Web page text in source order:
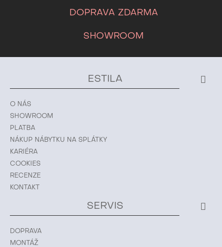
DOPRAVA ZDARMA
SHOWROOM
ESTILA
O NÁS
SHOWROOM
PLATBA
NÁKUP NÁBYTKU NA SPLÁTKY
KARIÉRA
COOKIES
RECENZE
KONTAKT
SERVIS
DOPRAVA
MONTÁŽ